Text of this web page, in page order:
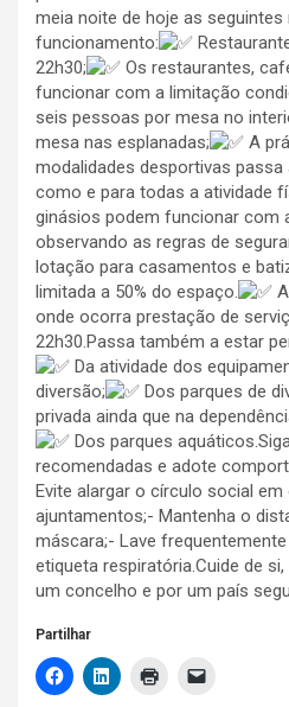
meia noite de hoje as seguintes
funcionamento:
22h30;
Os restaurantes,
funcionar com a limitação
seis pessoas por mesa no
mesa nas esplanadas;
A
modalidades desportivas passa
como e para todas a atividade
ginásios podem funcionar com
observando as regras de
lotação para casamentos e
limitada a 50% do espaço.
onde ocorra prestação de
22h30.Passa também a estar
Da atividade dos
diversão;
Dos parques de
privada ainda que na
Dos parques
recomendadas e adote
Evite alargar o círculo social em
ajuntamentos;- Mantenha o
máscara;- Lave
etiqueta respiratória.Cuide de
um concelho e por um país
Partilhar